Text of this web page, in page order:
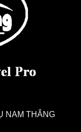
NAM THẮNG